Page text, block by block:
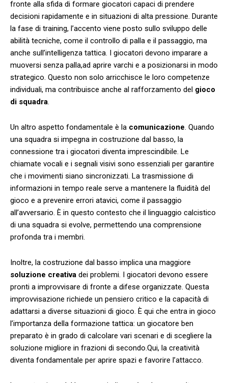
fronte alla sfida di formare giocatori ​capaci⁤ di prendere
decisioni rapidamente e in situazioni⁢ di alta pressione. Durante
la fase di training, l’accento viene posto sullo sviluppo ‍delle
abilità tecniche, come il‌ controllo di palla e il passaggio, ma
anche sull’intelligenza tattica. I giocatori devono imparare a​
muoversi senza palla,ad‍ aprire varchi ‍e a ‌posizionarsi in modo
strategico. Questo non‌ solo arricchisce‍ le loro​ competenze
individuali, ‌ma contribuisce ‌anche al rafforzamento del gioco
di⁣ squadra
Un altro aspetto fondamentale è ⁣la comunicazione . Quando
una squadra si impegna in costruzione dal⁤ basso, ⁣la
connessione tra i giocatori ‍diventa imprescindibile. Le
chiamate vocali e i segnali visivi⁣ sono essenziali ⁤per garantire
che i movimenti siano sincronizzati. La trasmissione di
informazioni in tempo reale serve a mantenere la fluidità del
gioco e a prevenire errori atavici, ⁤come il passaggio‍
all’avversario. È in questo⁤ contesto ‍che il linguaggio calcistico
di ‌una⁣ squadra si⁢ evolve, permettendo ‍una comprensione
profonda tra i membri.
Inoltre, la costruzione dal basso implica una maggiore
soluzione creativa dei ‍problemi. I giocatori⁢ devono essere‍
pronti a improvvisare di‌ fronte‍ a difese ‍organizzate. ⁤Questa
improvvisazione richiede un pensiero critico ‌e la capacità⁢ di‍
adattarsi a ‌diverse⁣ situazioni di gioco. È qui che entra in gioco⁢
l’importanza ⁢della formazione tattica: un giocatore⁤ ben
preparato è in grado ⁣di calcolare vari ‌scenari e di scegliere la
soluzione migliore in frazioni​ di secondo.Qui, ​la ⁣creatività
diventa fondamentale per aprire spazi e favorire l’attacco.